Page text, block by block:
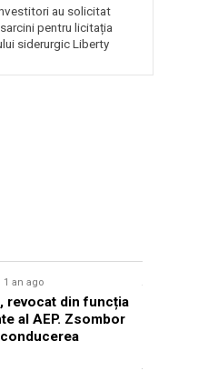
au solicitat
pentru licitația
siderurgic Liberty
1 an ago
revocat din funcția
al AEP. Zsombor